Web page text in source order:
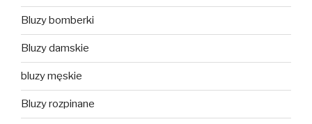
Bluzy bomberki
Bluzy damskie
bluzy męskie
Bluzy rozpinane